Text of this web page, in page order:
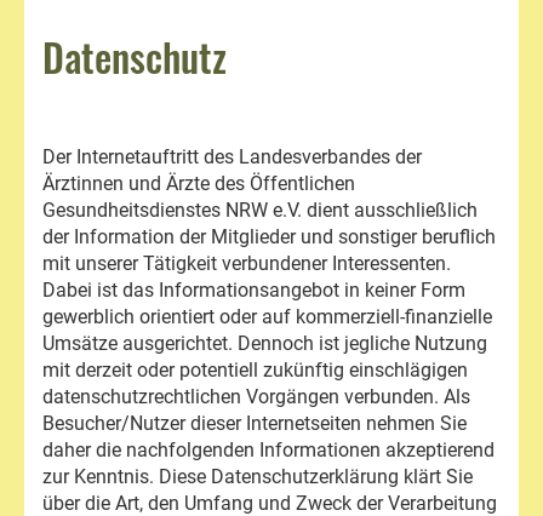
Datenschutz
Der Internetauftritt des Landesverbandes der
Ärztinnen und Ärzte des Öffentlichen
Gesundheitsdienstes NRW e.V. dient ausschließlich
der Information der Mitglieder und sonstiger beruflich
mit unserer Tätigkeit verbundener Interessenten.
Dabei ist das Informationsangebot in keiner Form
gewerblich orientiert oder auf kommerziell-finanzielle
Umsätze ausgerichtet. Dennoch ist jegliche Nutzung
mit derzeit oder potentiell zukünftig einschlägigen
datenschutzrechtlichen Vorgängen verbunden. Als
Besucher/Nutzer dieser Internetseiten nehmen Sie
daher die nachfolgenden Informationen akzeptierend
zur Kenntnis. Diese Datenschutzerklärung klärt Sie
über die Art, den Umfang und Zweck der Verarbeitung